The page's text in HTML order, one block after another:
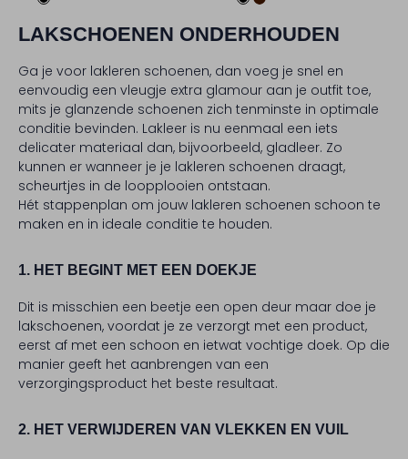
LAKSCHOENEN ONDERHOUDEN
Ga je voor lakleren schoenen, dan voeg je snel en
eenvoudig een vleugje extra glamour aan je outfit toe,
mits je glanzende schoenen zich tenminste in optimale
conditie bevinden. Lakleer is nu eenmaal een iets
delicater materiaal dan, bijvoorbeeld, gladleer. Zo
kunnen er wanneer je je lakleren schoenen draagt,
scheurtjes in de loopplooien ontstaan.
Hét stappenplan om jouw lakleren schoenen schoon te
maken en in ideale conditie te houden.
1. HET BEGINT MET EEN DOEKJE
Dit is misschien een beetje een open deur maar doe je
lakschoenen, voordat je ze verzorgt met een product,
eerst af met een schoon en ietwat vochtige doek. Op die
manier geeft het aanbrengen van een
verzorgingsproduct het beste resultaat.
2. HET VERWIJDEREN VAN VLEKKEN EN VUIL